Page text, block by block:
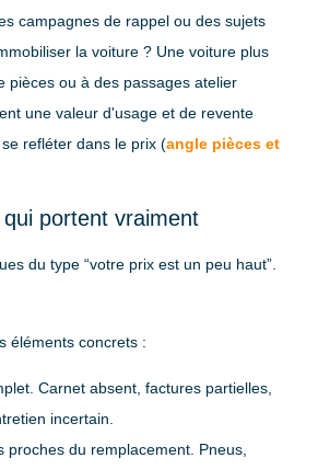
campagnes de rappel ou des sujets
la voiture ? Une voiture plus
pièces ou à des passages atelier
une valeur d'usage et de revente
refléter dans le prix (angle pièces et
portent vraiment
du type “votre prix est un peu haut”.
éléments concrets :
. Carnet absent, factures partielles,
incertain.
proches du remplacement . Pneus,